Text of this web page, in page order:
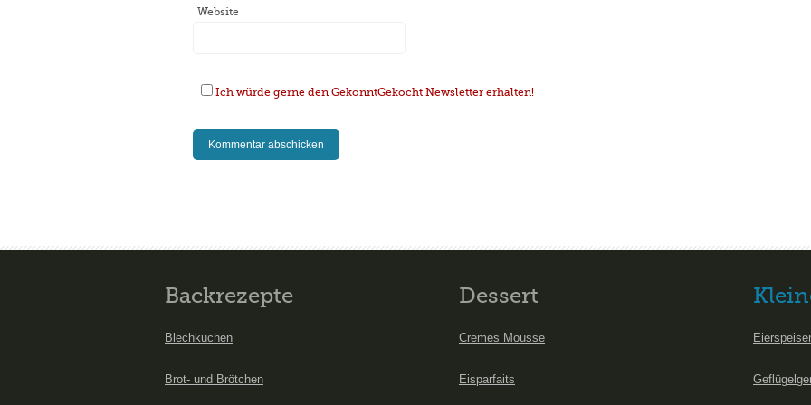
Website
Ich würde gerne den GekonntGekocht Newsletter erhalten!
Backrezepte
Blechkuchen
Brot- und Brötchen
Dessert
Cremes Mousse
Eisparfaits